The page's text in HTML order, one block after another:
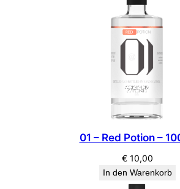
01 – Red Potion –
€10,00
In den Warenkorb